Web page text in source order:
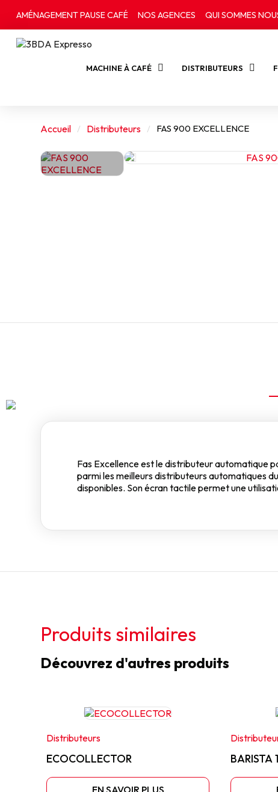
AMÉNAGEMENT PAUSE CAFÉ NOS AGENCES QUI SOMMES
MACHINE À CAFÉ DISTRIBUTEURS
Accueil Distributeurs FAS 900 EXCELLENCE
Fas Excellence est le distributeur automatique
parmi les meilleurs distributeurs automatiques
disponibles. Son écran tactile permet une
Produits similaires
Découvrez d'autres produits
Distributeurs
ECOCOLLECTOR BARISTA